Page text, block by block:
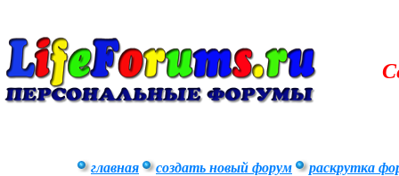
главная создать новый форум раскрутка